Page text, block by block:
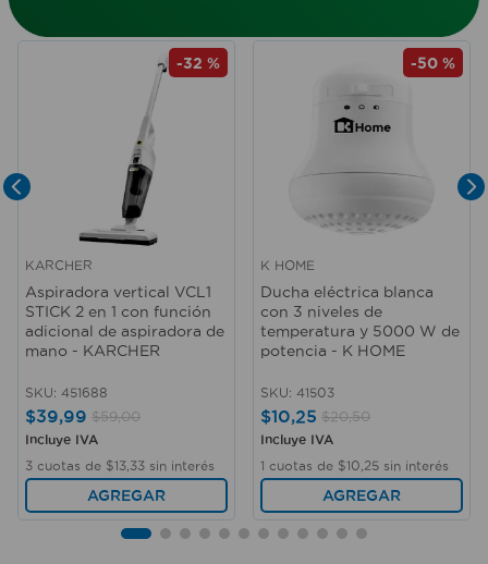
-32 %
KARCHER
Aspiradora vertical VCL1
STICK 2 en 1 con función
adicional de aspiradora de
mano - KARCHER
SKU: 451688
$39,99 $59,00
Incluye IVA
3 cuotas de $13 33 sin interés
AGREGAR
-50 %
K HOME
Ducha eléctrica blanca
con 3 niveles de
temperatura y 5000 W de
potencia - K HOME
SKU: 41503
$10,25 $20,50
Incluye IVA
1 cuotas de $10 25 sin interés
AGREGAR